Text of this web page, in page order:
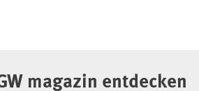
magazin entdecken